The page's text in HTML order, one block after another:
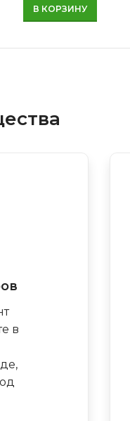
В КОРЗИНУ
в